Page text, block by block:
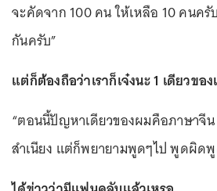
จะคัดจาก 100 คน ให้เหลือ 10 คนครั
กันครับ”
แต่ก็ต้องถือว่าเราก็เจ๋งนะ 1 เดียวของ
“ตอนนี้ปัญหาเดียวของผมคือภาษาจี
สำเนียง แต่ก็พยายามพูดๆไป พูดผิด